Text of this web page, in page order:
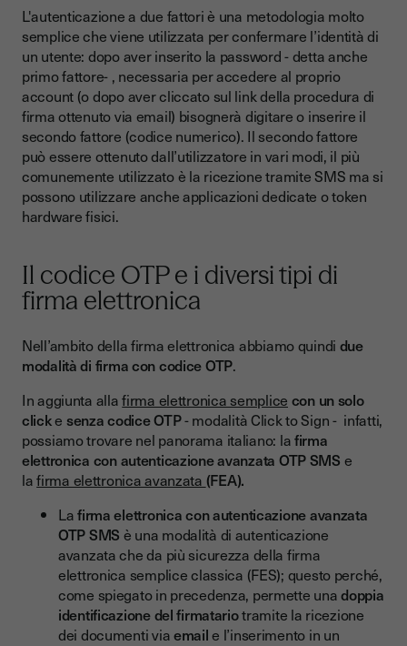
L'autenticazione a due fattori è una metodologia molto
semplice che viene utilizzata per confermare l’identità di
un utente: dopo aver inserito la password - detta anche
primo fattore- , necessaria per accedere al proprio
account (o dopo aver cliccato sul link della procedura di
firma ottenuto via email) bisognerà digitare o inserire il
secondo fattore (codice numerico). Il secondo fattore
può essere ottenuto dall’utilizzatore in vari modi, il più
comunemente utilizzato è la ricezione tramite SMS ma si
possono utilizzare anche applicazioni dedicate o token
hardware fisici.
Il codice OTP e i diversi tipi di
firma elettronica
Nell’ambito della firma elettronica abbiamo quindi due
modalità di firma con codice OTP.
In aggiunta allafirma elettronica semplice con un solo
clicke senza codice OTP- modalità Click to Sign - infatti,
possiamo trovare nel panorama italiano: lafirma
elettronica con autenticazione avanzata OTP SMS e
lafirma elettronica avanzata (FEA).
Lafirma elettronica con autenticazione avanzata
OTP SMS è una modalità di autenticazione
avanzata che da più sicurezza della firma
elettronica semplice classica (FES); questo perché,
come spiegato in precedenza, permette unadoppia
identificazione del firmatariotramite la ricezione
dei documenti viaemaile l’inserimento in un